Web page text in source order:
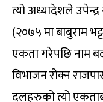
त्यो अध्यादेशले
(२०७५ मा बाबुराम
एकता गरेपछि नाम
विभाजन रोक्न
दलहरुको त्यो